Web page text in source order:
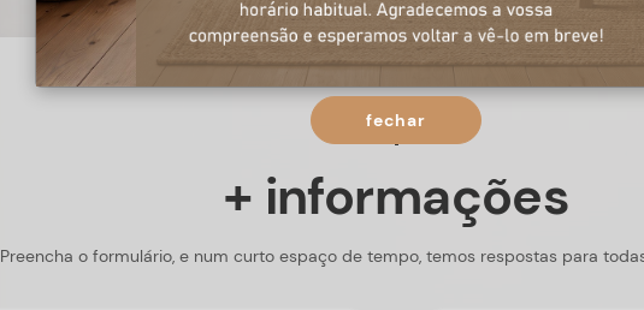
+ informações
Preencha o formulário, e num curto espaço de tempo, temos respostas para
fechar